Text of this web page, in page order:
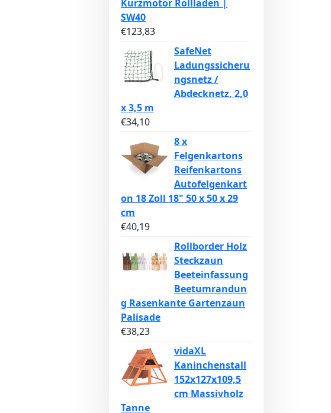
Kurzmotor Rollladen |
SW40
€123,83
SafeNet
Ladungssicheru
ngsnetz /
Abdecknetz, 2,0
x 3,5 m
€34,10
8 x
Felgenkartons
Reifenkartons
Autofelgenkart
on 18 Zoll 18" 50 x 50 x 29
cm
€40,19
Rollborder Holz
Steckzaun
Beeteinfassung
Beetumrandun
g Rasenkante Gartenzaun
Palisade
€38,23
vidaXL
Kaninchenstall
152x127x109,5
cm Massivholz
Tanne